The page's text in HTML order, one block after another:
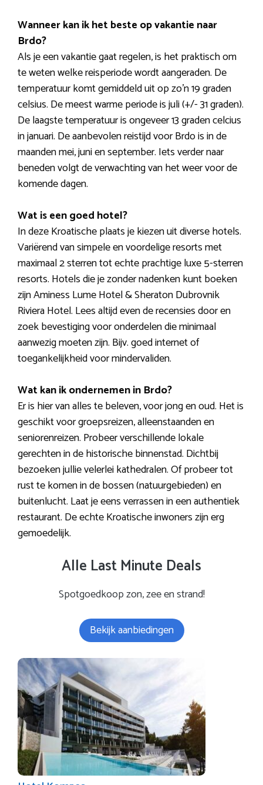
Wanneer kan ik het beste op vakantie naar
Brdo?
Als je een vakantie gaat regelen, is het praktisch om
te weten welke reisperiode wordt aangeraden. De
temperatuur komt gemiddeld uit op zo’n 19 graden
celsius. De meest warme periode is juli (+/- 31 graden).
De laagste temperatuur is ongeveer 13 graden celcius
in januari. De aanbevolen reistijd voor Brdo is in de
maanden mei, juni en september. Iets verder naar
beneden volgt de verwachting van het weer voor de
komende dagen.
Wat is een goed hotel?
In deze Kroatische plaats je kiezen uit diverse hotels.
Variërend van simpele en voordelige resorts met
maximaal 2 sterren tot echte prachtige luxe 5-sterren
resorts. Hotels die je zonder nadenken kunt boeken
zijn Aminess Lume Hotel & Sheraton Dubrovnik
Riviera Hotel. Lees altijd even de recensies door en
zoek bevestiging voor onderdelen die minimaal
aanwezig moeten zijn. Bijv. goed internet of
toegankelijkheid voor mindervaliden.
Wat kan ik ondernemen in Brdo?
Er is hier van alles te beleven, voor jong en oud. Het is
geschikt voor groepsreizen, alleenstaanden en
seniorenreizen. Probeer verschillende lokale
gerechten in de historische binnenstad. Dichtbij
bezoeken jullie velerlei kathedralen. Of probeer tot
rust te komen in de bossen (natuurgebieden) en
buitenlucht. Laat je eens verrassen in een authentiek
restaurant. De echte Kroatische inwoners zijn erg
gemoedelijk.
Alle Last Minute Deals
Spotgoedkoop zon, zee en strand!
Bekijk aanbiedingen